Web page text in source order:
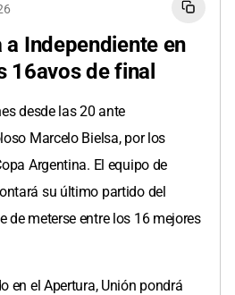
Independiente en
16avos de final
desde las 20 ante
Marcelo Bielsa, por los
Argentina. El equipo de
su último partido del
de meterse entre los 16 mejores
en el Apertura, Unión pondrá